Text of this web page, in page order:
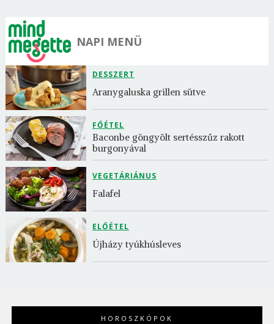
NAPI MENÜ
DESSZERT
Aranygaluska grillen sütve
FŐÉTEL
Baconbe göngyölt sertésszűz rakott
burgonyával
VEGETÁRIÁNUS
Falafel
ELŐÉTEL
Újházy tyúkhúsleves
HOROSZKÓPOK